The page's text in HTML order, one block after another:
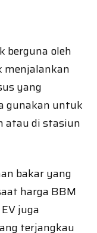
berguna oleh
yang
gunakan untuk
atau di stasiun
bakar yang
harga BBM
juga
terjangkau